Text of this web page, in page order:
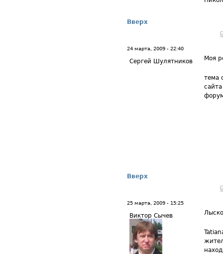
Вверх
24 марта, 2009 - 22:40
Сергей Шулятников Моя
тема
Вверх
25 марта, 2009 - 15:25
Виктор Сычев